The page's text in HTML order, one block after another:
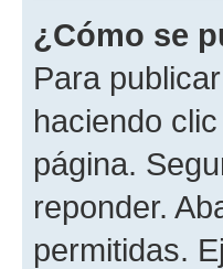
¿Cómo se
Para
haciendo
página.
reponder.
permitidas.